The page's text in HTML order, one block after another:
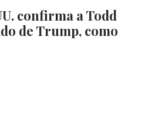
confirma a Todd
de Trump, como